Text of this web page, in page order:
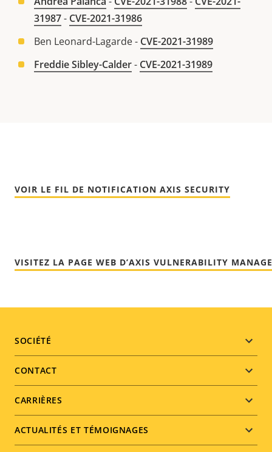
31987- CVE-2021-31986
Ben Leonard-Lagarde - CVE-2021-31989
Freddie Sibley-Calder- CVE-2021-31989
VOIR LE FIL DE NOTIFICATION AXIS SECURITY
VISITEZ LA PAGE WEB D’AXIS VULNERABILITY
Footer
menu
SOCIÉTÉ
CONTACT
CARRIÈRES
ACTUALITÉS ET TÉMOIGNAGES